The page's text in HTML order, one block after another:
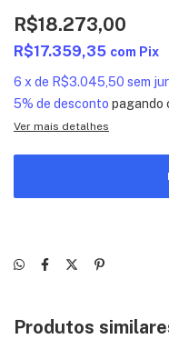
R$18.273,00
R$17.359,35 com Pix
6 x de R$3.045,50 sem
5% de desconto pagando
Ver mais detalhes
Produtos